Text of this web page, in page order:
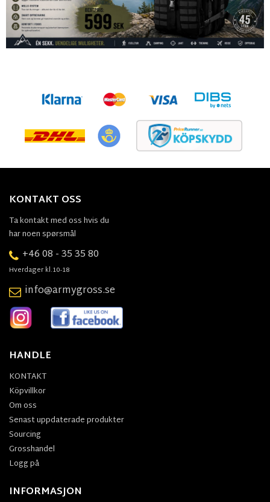
KONTAKT OSS
Ta kontakt med oss hvis du
har noen spørsmål
+46 08 - 35 35 80
Hverdager kl.10-18
info@armygross.se
HANDLE
KONTAKT
Köpvillkor
Om oss
Senast uppdaterade produkter
Sourcing
Grosshandel
Logg på
INFORMASJON